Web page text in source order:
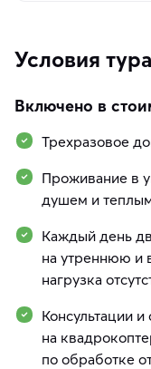
Условия тура
Включено в
Трехразовое
Проживание в
душем и
Каждый день
на утреннюю и
нагрузка
Консультации
на
по обработке